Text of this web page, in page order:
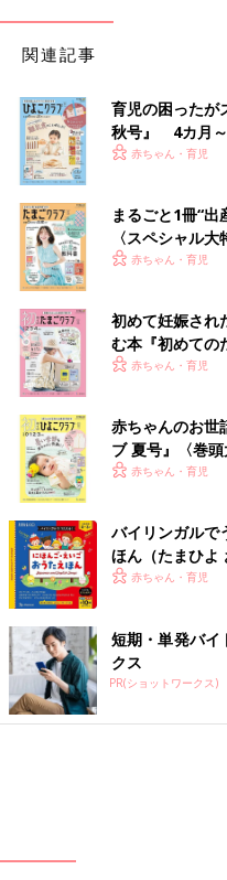
関連記事
育児の困ったが
秋号』 4カ月～
いっぱい！
赤ちゃん・育児
まるごと1冊“出
〈スペシャル
赤ちゃん・育児
初めて妊娠され
む本『初めての
赤ちゃん・育児
赤ちゃんのお世
ブ 夏号』〈巻
く！ おっぱい・
赤ちゃん・育児
バイリンガルで
ほん（たまひよ
赤ちゃん・育児
短期・単発バイ
クス
PR(ショットワークス)